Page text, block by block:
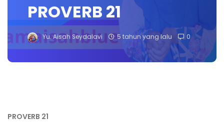
PROVERB 21
Yu. Aisah Seydalavi 5 tahun yang lalu 0
PROVERB 21